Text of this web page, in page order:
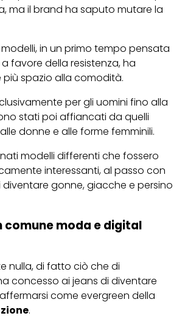
ma il brand ha saputo mutare la
in un primo tempo pensata
favore della resistenza, ha
spazio alla comodità.
per gli uomini fino alla
stati poi affiancati da quelli
donne e alle forme femminili.
modelli differenti che fossero
interessanti, al passo con
gonne, giacche e persino
comune moda e digital
nulla, di fatto ciò che di
concesso ai jeans di diventare
come evergreen della
.